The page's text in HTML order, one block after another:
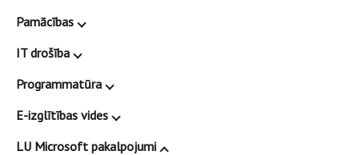
Pamācības
IT drošība
Programmatūra
E-izglītības vides
LU Microsoft pakalpojumi